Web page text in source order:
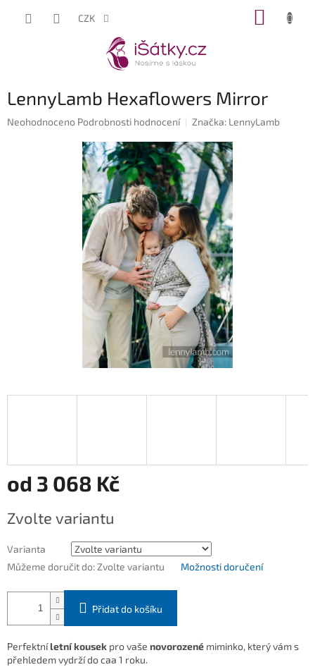
CZK
LennyLamb Hexaflowers Mirror
Průměrné
Neohodnoceno Podrobnosti hodnocení Značka: LennyLamb
od 3 068 Kč
cena:
Zvolte variantu
Varianta
Můžeme doručit do: Zvolte variantu Možnosti doručení
Přidat do košíku
Perfektníletní kousek pro vaše novorozené miminko, který vám s
přehledem vydrží do caa 1 roku.